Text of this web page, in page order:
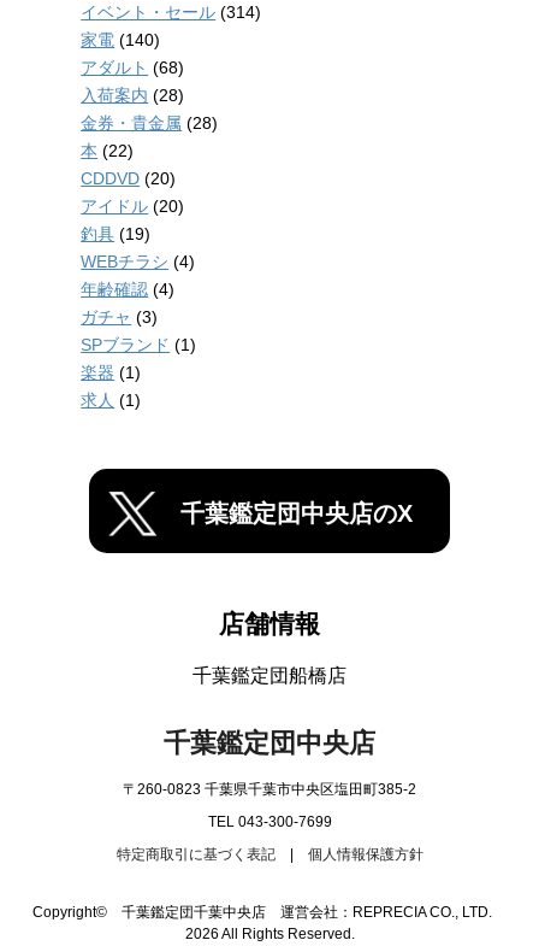
イベント・セール (314)
家電 (140)
アダルト (68)
入荷案内 (28)
金券・貴金属 (28)
本 (22)
CDDVD (20)
アイドル (20)
釣具 (19)
WEBチラシ (4)
年齢確認 (4)
ガチャ (3)
SPブランド (1)
楽器 (1)
求人 (1)
千葉鑑定団中央店のX
店舗情報
千葉鑑定団船橋店
千葉鑑定団中央店
〒260-0823 千葉県千葉市中央区塩田町385-2
TEL 043-300-7699
特定商取引に基づく表記| 個人情報保護方針
Copyright© 千葉鑑定団千葉中央店 運営会社：REPRECIA CO., LTD.
2026 All Rights Reserved.